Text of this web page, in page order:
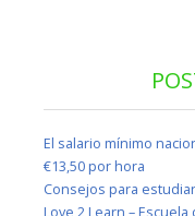
El salario mínimo
€13,50 por hora
Consejos para
Love 2 Learn –